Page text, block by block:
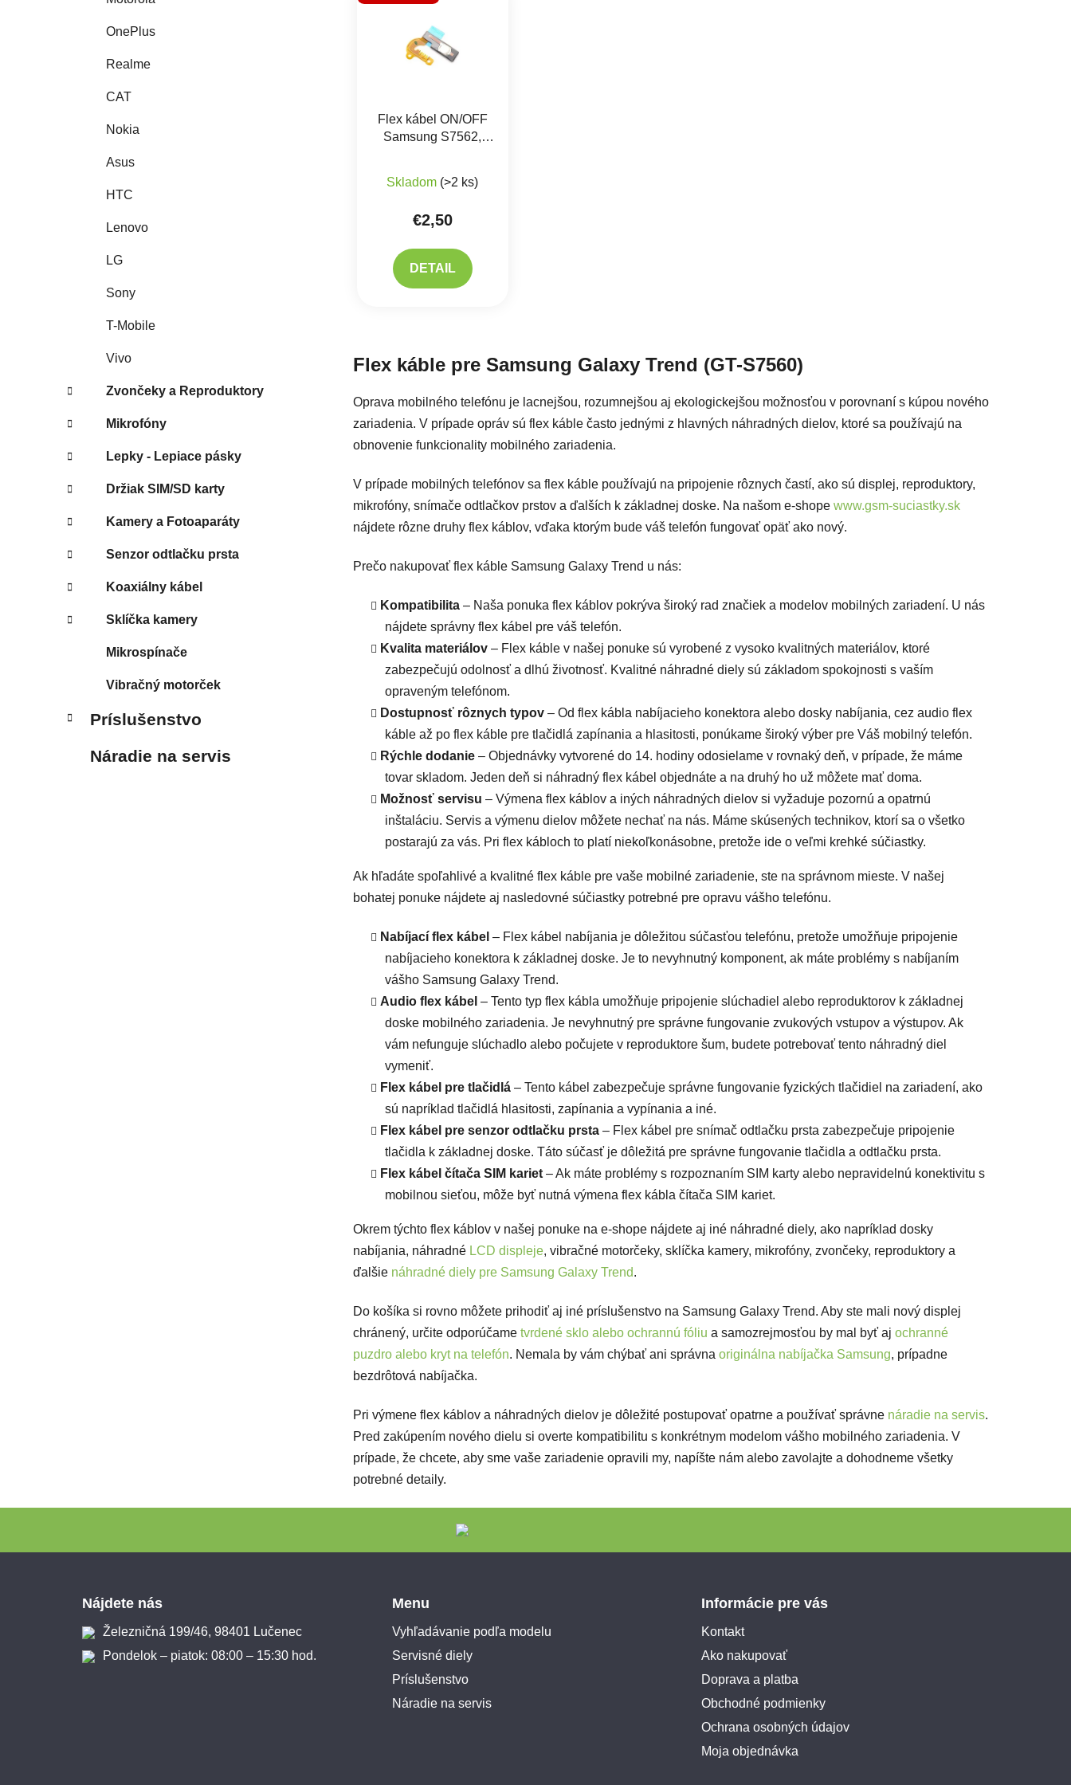
OnePlus
Realme
CAT
Nokia
Asus
HTC
Lenovo
LG
Sony
T-Mobile
Vivo
Zvončeky a Reproduktory
Mikrofóny
Lepky - Lepiace pásky
Držiak SIM/SD karty
Kamery a Fotoaparáty
Senzor odtlačku prsta
Koaxiálny kábel
Sklíčka kamery
Mikrospínače
Vibračný motorček
Príslušenstvo
Náradie na servis
Flex kábel ON/OFF
Samsung S7562,
Skladom (>2 ks)
€2,50
DETAIL
Flex káble pre Samsung Galaxy Trend (GT-S7560)
Oprava mobilného telefónu je lacnejšou, rozumnejšou aj ekologickejšou možnosťou v porovnaní s kúpou nového
zariadenia. V prípade opráv sú flex káble často jednými z hlavných náhradných dielov, ktoré sa používajú na
obnovenie funkcionality mobilného zariadenia.
V prípade mobilných telefónov sa flex káble používajú na pripojenie rôznych častí, ako sú displej, reproduktory,
mikrofóny, snímače odtlačkov prstov a ďalších k základnej doske. Na našom e-shope www.gsm-suciastky.sk
nájdete rôzne druhy flex káblov, vďaka ktorým bude váš telefón fungovať opäť ako nový.
Prečo nakupovať flex káble Samsung Galaxy Trend u nás:
Kompatibilita – Naša ponuka flex káblov pokrýva široký rad značiek a modelov mobilných zariadení. U nás
nájdete správny flex kábel pre váš telefón.
Kvalita materiálov – Flex káble v našej ponuke sú vyrobené z vysoko kvalitných materiálov, ktoré
zabezpečujú odolnosť a dlhú životnosť. Kvalitné náhradné diely sú základom spokojnosti s vaším
opraveným telefónom.
Dostupnosť rôznych typov – Od flex kábla nabíjacieho konektora alebo dosky nabíjania, cez audio flex
káble až po flex káble pre tlačidlá zapínania a hlasitosti, ponúkame široký výber pre Váš mobilný telefón.
Rýchle dodanie – Objednávky vytvorené do 14. hodiny odosielame v rovnaký deň, v prípade, že máme
tovar skladom. Jeden deň si náhradný flex kábel objednáte a na druhý ho už môžete mať doma.
Možnosť servisu – Výmena flex káblov a iných náhradných dielov si vyžaduje pozornú a opatrnú
inštaláciu. Servis a výmenu dielov môžete nechať na nás. Máme skúsených technikov, ktorí sa o všetko
postarajú za vás. Pri flex kábloch to platí niekoľkonásobne, pretože ide o veľmi krehké súčiastky.
Ak hľadáte spoľahlivé a kvalitné flex káble pre vaše mobilné zariadenie, ste na správnom mieste. V našej
bohatej ponuke nájdete aj nasledovné súčiastky potrebné pre opravu vášho telefónu.
Nabíjací flex kábel – Flex kábel nabíjania je dôležitou súčasťou telefónu, pretože umožňuje pripojenie
nabíjacieho konektora k základnej doske. Je to nevyhnutný komponent, ak máte problémy s nabíjaním
vášho Samsung Galaxy Trend.
Audio flex kábel – Tento typ flex kábla umožňuje pripojenie slúchadiel alebo reproduktorov k základnej
doske mobilného zariadenia. Je nevyhnutný pre správne fungovanie zvukových vstupov a výstupov. Ak
vám nefunguje slúchadlo alebo počujete v reproduktore šum, budete potrebovať tento náhradný diel
vymeniť.
Flex kábel pre tlačidlá – Tento kábel zabezpečuje správne fungovanie fyzických tlačidiel na zariadení, ako
sú napríklad tlačidlá hlasitosti, zapínania a vypínania a iné.
Flex kábel pre senzor odtlačku prsta – Flex kábel pre snímač odtlačku prsta zabezpečuje pripojenie
tlačidla k základnej doske. Táto súčasť je dôležitá pre správne fungovanie tlačidla a odtlačku prsta.
Flex kábel čítača SIM kariet – Ak máte problémy s rozpoznaním SIM karty alebo nepravidelnú konektivitu s
mobilnou sieťou, môže byť nutná výmena flex kábla čítača SIM kariet.
Okrem týchto flex káblov v našej ponuke na e-shope nájdete aj iné náhradné diely, ako napríklad dosky
nabíjania, náhradné LCD displeje, vibračné motorčeky, sklíčka kamery, mikrofóny, zvončeky, reproduktory a
ďalšie náhradné diely pre Samsung Galaxy Trend.
Do košíka si rovno môžete prihodiť aj iné príslušenstvo na Samsung Galaxy Trend. Aby ste mali nový displej
chránený, určite odporúčame tvrdené sklo alebo ochrannú fóliu a samozrejmosťou by mal byť aj ochranné
puzdro alebo kryt na telefón. Nemala by vám chýbať ani správna originálna nabíjačka Samsung, prípadne
bezdrôtová nabíjačka.
Pri výmene flex káblov a náhradných dielov je dôležité postupovať opatrne a používať správne náradie na servis.
Pred zakúpením nového dielu si overte kompatibilitu s konkrétnym modelom vášho mobilného zariadenia. V
prípade, že chcete, aby sme vaše zariadenie opravili my, napíšte nám alebo zavolajte a dohodneme všetky
potrebné detaily.
Nájdete nás
Železničná 199/46, 98401 Lučenec
Pondelok – piatok: 08:00 – 15:30 hod.
Menu
Vyhľadávanie podľa modelu
Servisné diely
Príslušenstvo
Náradie na servis
Informácie pre vás
Kontakt
Ako nakupovať
Doprava a platba
Obchodné podmienky
Ochrana osobných údajov
Moja objednávka